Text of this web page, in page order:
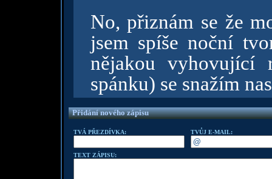
No, přiznám se že
jsem spíše noční
nějakou vyhovující
spánku) se snažím
Přidání nového zápisu
TVÁ PŘEZDÍVKA: TVŮJ E-MAIL:
TEXT ZÁPISU: